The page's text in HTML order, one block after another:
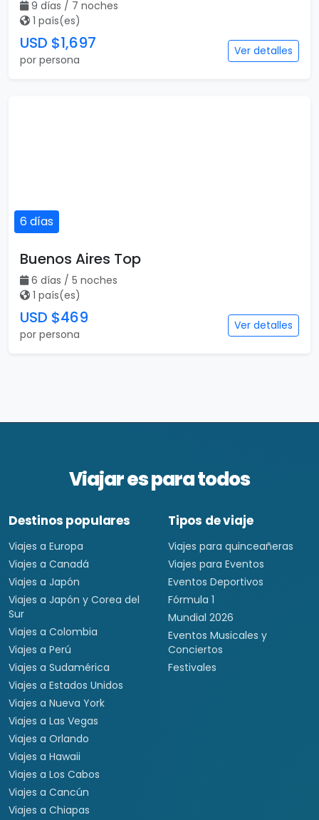
9 días / 7 noches
1 país(es)
USD $1,697
por persona
Ver detalles
6 días
Buenos Aires Top
6 días / 5 noches
1 país(es)
USD $469
por persona
Ver detalles
Viajar es para todos
Destinos populares
Viajes a Europa
Viajes a Canadá
Viajes a Japón
Viajes a Japón y Corea del
Sur
Viajes a Colombia
Viajes a Perú
Viajes a Sudamérica
Viajes a Estados Unidos
Viajes a Nueva York
Viajes a Las Vegas
Viajes a Orlando
Viajes a Hawaii
Viajes a Los Cabos
Viajes a Cancún
Viajes a Chiapas
Tipos de viaje
Viajes para quinceañeras
Viajes para Eventos
Eventos Deportivos
Fórmula 1
Mundial 2026
Eventos Musicales y
Conciertos
Festivales